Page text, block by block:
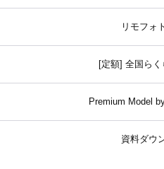
リモフォ
[定額] 全国ら
Premium Model
資料ダウ